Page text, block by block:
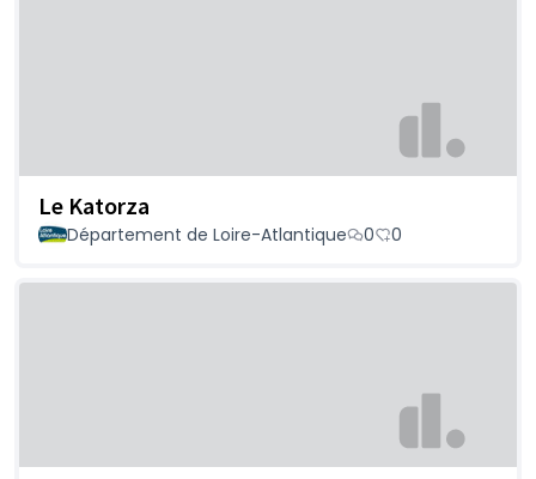
Le Katorza
Département de Loire-Atlantique 0 0